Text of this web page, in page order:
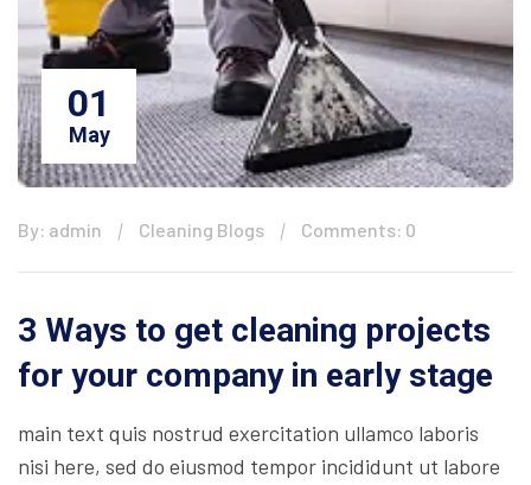
01
May
By: admin Cleaning Blogs Comments: 0
3 Ways to get cleaning projects
for your company in early stage
main text quis nostrud exercitation ullamco laboris
nisi here, sed do eiusmod tempor incididunt ut labore